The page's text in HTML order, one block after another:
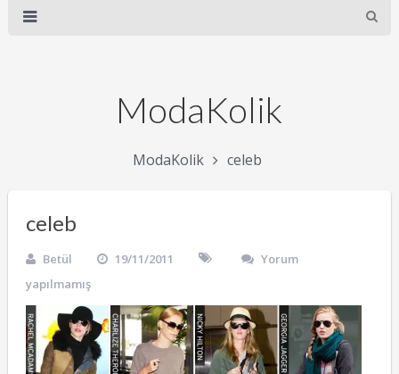
ModaKolik
ModaKolik celeb
celeb
Betül 19/11/2011
Yorum
yapılmamış